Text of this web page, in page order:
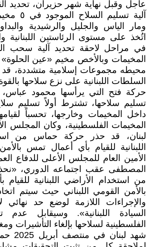
عاجل وقبل نهاية شهر حزيران، تحديد
آلية
ومار الياس والجليل والرشيدية
اتُخذ على مستوى الرئاستين اللبنانية
في مراحل لاحقة تحديد آلية سحب
المخيمات وبالأخص مخيم «عين
محيطه مجموعات إسلامية متشددة، قد
السلطات اللبنانية على نزع سلاحها
حركة فتح التي يرأسها محمود عباس،
تسليم سلاحها، تشترط أولاً تسليم
داخل المخيمات وخارجها، تحسباً
المخيمات الفلسطينية، وكان المجلس
لبنان، قد حذر حركة حماس من
اللبنانية للقيام بأي أعمال تمس
الأمين العام للمجلس الأعلى للدفاع
المصطفى عقب اجتماعه الدوري،
من استخدام الأراضي اللبنانية
بالأمن القومي اللبناني حيث سيتم
والإجراءات اللازمة لوضع حد
السيادة اللبنانية». وسيقابل عدم
الفلسطينية لسلاحها بإلغاء التأشيرات
شهد